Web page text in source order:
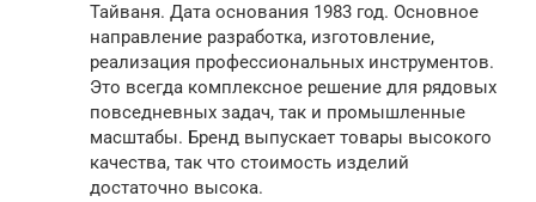
Тайваня. Дата основания 1983 год. Основное
направление разработка, изготовление,
реализация профессиональных инструментов.
Это всегда комплексное решение для рядовых
повседневных задач, так и промышленные
масштабы. Бренд выпускает товары высокого
качества, так что стоимость изделий
достаточно высока.